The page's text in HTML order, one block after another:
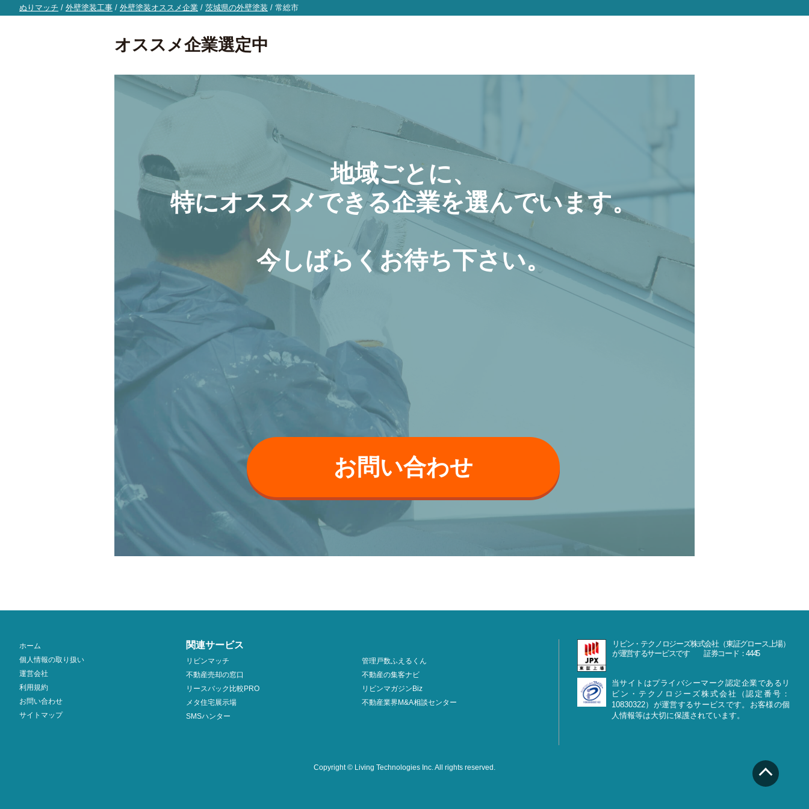
ぬりマッチ / 外壁塗装工事 / 外壁塗装オススメ企業 / 茨城県の外壁塗装 / 常総市
オススメ企業選定中
地域ごとに、
特にオススメできる企業を選んでいます。
今しばらくお待ち下さい。
お問い合わせ
ホーム
個人情報の取り扱い
運営会社
利用規約
お問い合わせ
サイトマップ
関連サービス
リビンマッチ
不動産売却の窓口
リースバック比較PRO
メタ住宅展示場
SMSハンター
管理戸数ふえるくん
不動産の集客ナビ
リビンマガジンBiz
不動産業界M&A相談センター
リビン・テクノロジーズ株式会社（東証グロース上場）
が運営するサービスです 証券コード：4445
当サイトはプライバシーマーク認定企業であるリ
ビン・テクノロジーズ株式会社（認定番号：
10830322）が運営するサービスです。お客様の個
人情報等は大切に保護されています。
Copyright © Living Technologies Inc.All rights reserved.